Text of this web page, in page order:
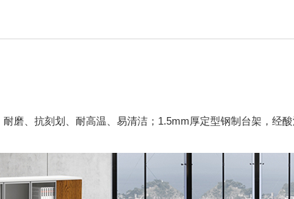
磨、抗刻划、耐高温、易清洁；1.5mm厚定型钢制台架，经